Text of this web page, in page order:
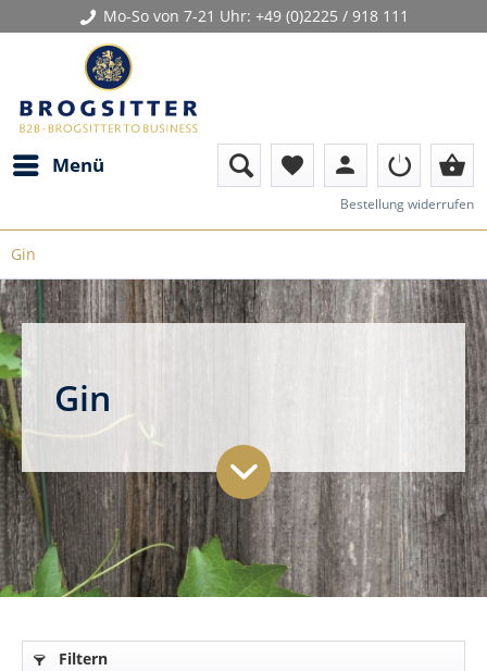
Mo-So von 7-21 Uhr: +49 (0)2225 / 918 111
Menü favorite person shopping_basket
Bestellung widerrufen
Gin
Gin
Filtern